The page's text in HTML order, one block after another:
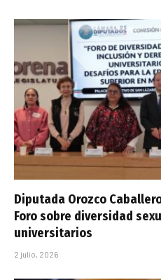
Diputada Orozco
Foro sobre diversidad
universitarios
2 julio, 2026